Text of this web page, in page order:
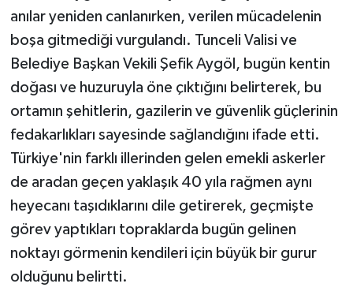
anılar yeniden canlanırken, verilen mücadelenin
boşa gitmediği vurgulandı. Tunceli Valisi ve
Belediye Başkan Vekili Şefik Aygöl, bugün kentin
doğası ve huzuruyla öne çıktığını belirterek, bu
ortamın şehitlerin, gazilerin ve güvenlik güçlerinin
fedakarlıkları sayesinde sağlandığını ifade etti.
Türkiye'nin farklı illerinden gelen emekli askerler
de aradan geçen yaklaşık 40 yıla rağmen aynı
heyecanı taşıdıklarını dile getirerek, geçmişte
görev yaptıkları topraklarda bugün gelinen
noktayı görmenin kendileri için büyük bir gurur
olduğunu belirtti.